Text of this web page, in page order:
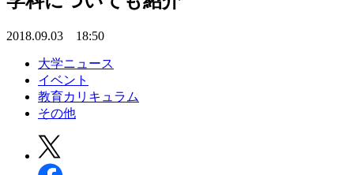
2018.09.03 18:50
大学ニュース
イベント
教育カリキュラム
その他